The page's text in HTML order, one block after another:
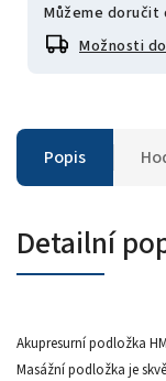
Můžeme doručit
Možnosti
Popis
Detailní
Akupresurní podložka
Masážní podložka je